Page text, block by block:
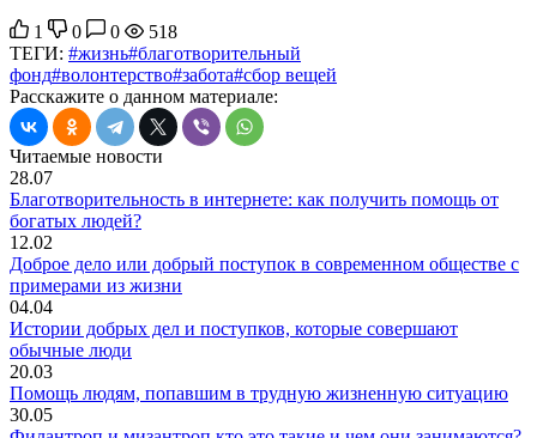
1 0 0
518
ТЕГИ: #жизнь#благотворительный
фонд#волонтерство#забота#сбор вещей
Расскажите о данном материале:
Читаемые новости
28.07
Благотворительность в интернете: как получить помощь от
богатых людей?
12.02
Доброе дело или добрый поступок в современном обществе с
примерами из жизни
04.04
Истории добрых дел и поступков, которые совершают
обычные люди
20.03
Помощь людям, попавшим в трудную жизненную ситуацию
30.05